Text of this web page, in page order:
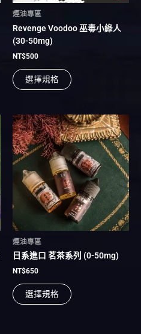
煙油專區
Revenge Voodoo 巫毒小綠人
(30-50mg)
NT$500
選擇規格
在
品
擇
煙油專區
日系進口 茗茶系列 (0-50mg)
NT$650
選擇規格
此
產
品
有
多
種
款
式。
可
在
品
選